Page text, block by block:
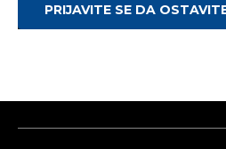
PRIJAVITE SE DA